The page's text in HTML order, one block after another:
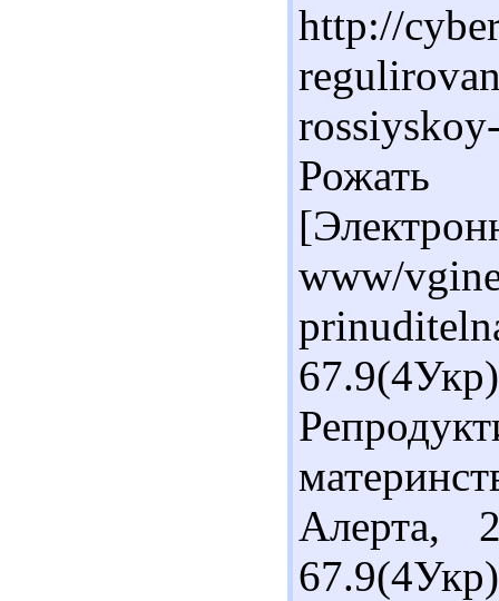
http://
Рожать
www/